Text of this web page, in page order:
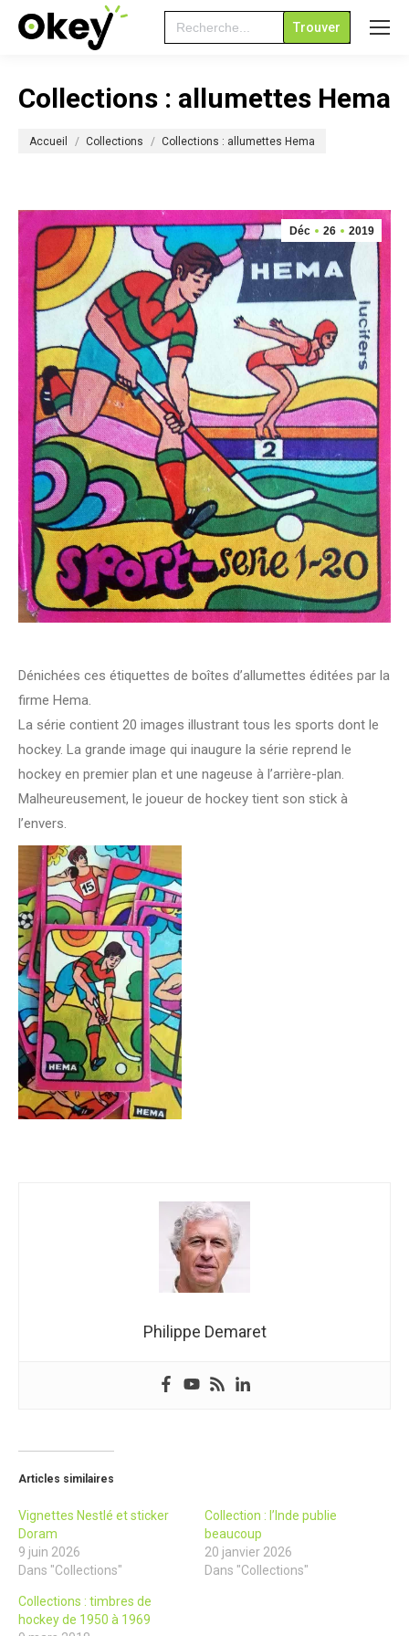
Search
for:
Collections : allumettes Hema
Accueil Collections Collections : allumettes Hema
Déc 26 2019
Dénichées ces étiquettes de boîtes d’allumettes éditées par la
firme Hema.
La série contient 20 images illustrant tous les sports dont le
hockey. La grande image qui inaugure la série reprend le
hockey en premier plan et une nageuse à l’arrière-plan.
Malheureusement, le joueur de hockey tient son stick à
l’envers.
Philippe Demaret
Articles similaires
Vignettes Nestlé et sticker
Doram
9 juin 2026
Dans "Collections"
Collection : l’Inde publie
beaucoup
20 janvier 2026
Dans "Collections"
Collections : timbres de
hockey de 1950 à 1969